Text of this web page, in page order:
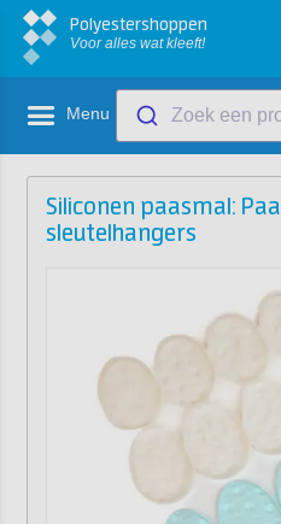
Polyestershoppen
Voor alles wat kleeft!
Menu Zoek een
Siliconen paasmal:
sleutelhangers